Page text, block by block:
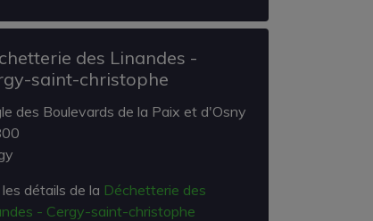
des Linandes -
saint-christophe
des Boulevards de la Paix et d'Osny
les détails de la Déchetterie des
- Cergy-saint-christophe